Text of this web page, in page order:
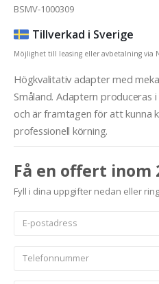
BSMV-1000309
Tillverkad i Sverige
Möjlighet till leasing eller avbetalning via
Högkvalitativ adapter med
Småland. Adaptern produceras
och är framtagen för att kunna
professionell körning.
Få en offert inom
Fyll i dina uppgifter nedan eller ring